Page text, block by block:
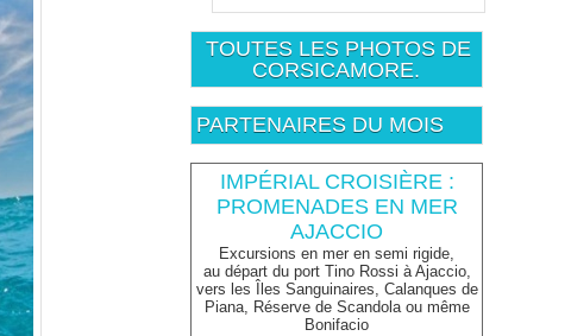
TOUTES LES PHOTOS DE
CORSICAMORE.
PARTENAIRES DU MOIS
IMPÉRIAL CROISIÈRE :
PROMENADES EN MER
AJACCIO
Excursions en mer en semi rigide,
au départ du port Tino Rossi à Ajaccio,
vers les Îles Sanguinaires, Calanques de
Piana, Réserve de Scandola ou même
Bonifacio